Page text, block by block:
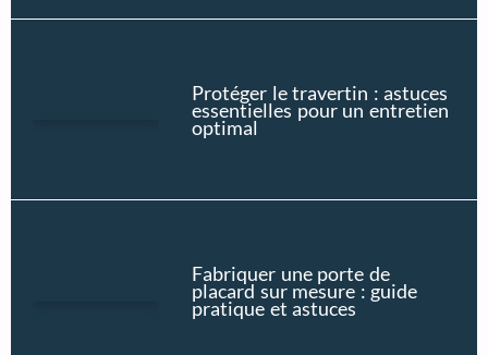
Protéger le travertin : astuces
essentielles pour un entretien
optimal
Fabriquer une porte de
placard sur mesure : guide
pratique et astuces